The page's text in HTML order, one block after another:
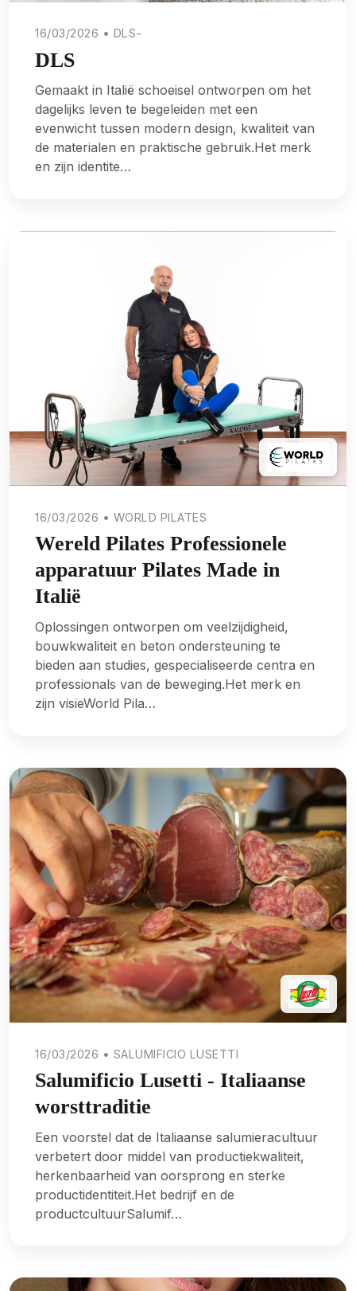
16/03/2026 • DLS-
DLS
Gemaakt in Italië schoeisel ontworpen om het
dagelijks leven te begeleiden met een
evenwicht tussen modern design, kwaliteit van
de materialen en praktische gebruik.Het merk
en zijn identite…
16/03/2026 • WORLD PILATES
Wereld Pilates Professionele
apparatuur Pilates Made in
Italië
Oplossingen ontworpen om veelzijdigheid,
bouwkwaliteit en beton ondersteuning te
bieden aan studies, gespecialiseerde centra en
professionals van de beweging.Het merk en
zijn visieWorld Pila…
16/03/2026 • SALUMIFICIO LUSETTI
Salumificio Lusetti - Italiaanse
worsttraditie
Een voorstel dat de Italiaanse salumieracultuur
verbetert door middel van productiekwaliteit,
herkenbaarheid van oorsprong en sterke
productidentiteit.Het bedrijf en de
productcultuurSalumif…